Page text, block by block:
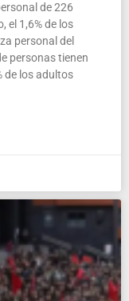
de 226
el 1,6% de los
per­so­nal del
per­so­nas tie­nen
de los adul­tos